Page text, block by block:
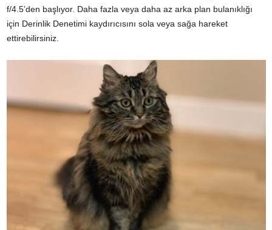
f/4.5’den başlıyor. Daha fazla veya daha az arka plan bulanıklığı
için Derinlik Denetimi kaydırıcısını sola veya sağa hareket
ettirebilirsiniz.